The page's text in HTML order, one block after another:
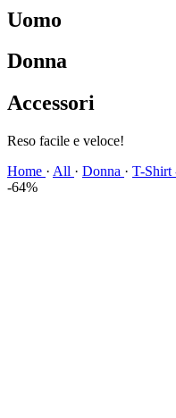
Uomo
Donna
Accessori
Spedizione veloce!
Home · All · Donna · T-Shirt
-64%